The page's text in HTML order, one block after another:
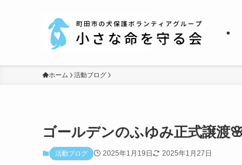
ホーム 活動ブログ
ゴールデンのふゆみ正式譲渡
活動ブログ 2025年1月19日 2025年1月27日